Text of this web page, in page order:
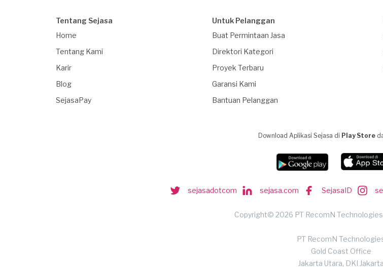
Tentang Sejasa
Home
Tentang Kami
Karir
Blog
SejasaPay
Untuk Pelanggan
Buat Permintaan Jasa
Direktori Kategori
Proyek Terbaru
Garansi Kami
Bantuan Pelanggan
Download Aplikasi Sejasa di Play Store
sejasadotcom sejasa.com SejasaID
Copyright© 2026 PT RecomN
PT RecomN
Gold Coast Office
Jakarta Utara, DKI Jakarta